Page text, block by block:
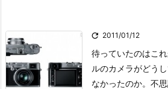
 2011/01/12
待っていたのはこ
ルのカメラがどう
なかったのか。 不